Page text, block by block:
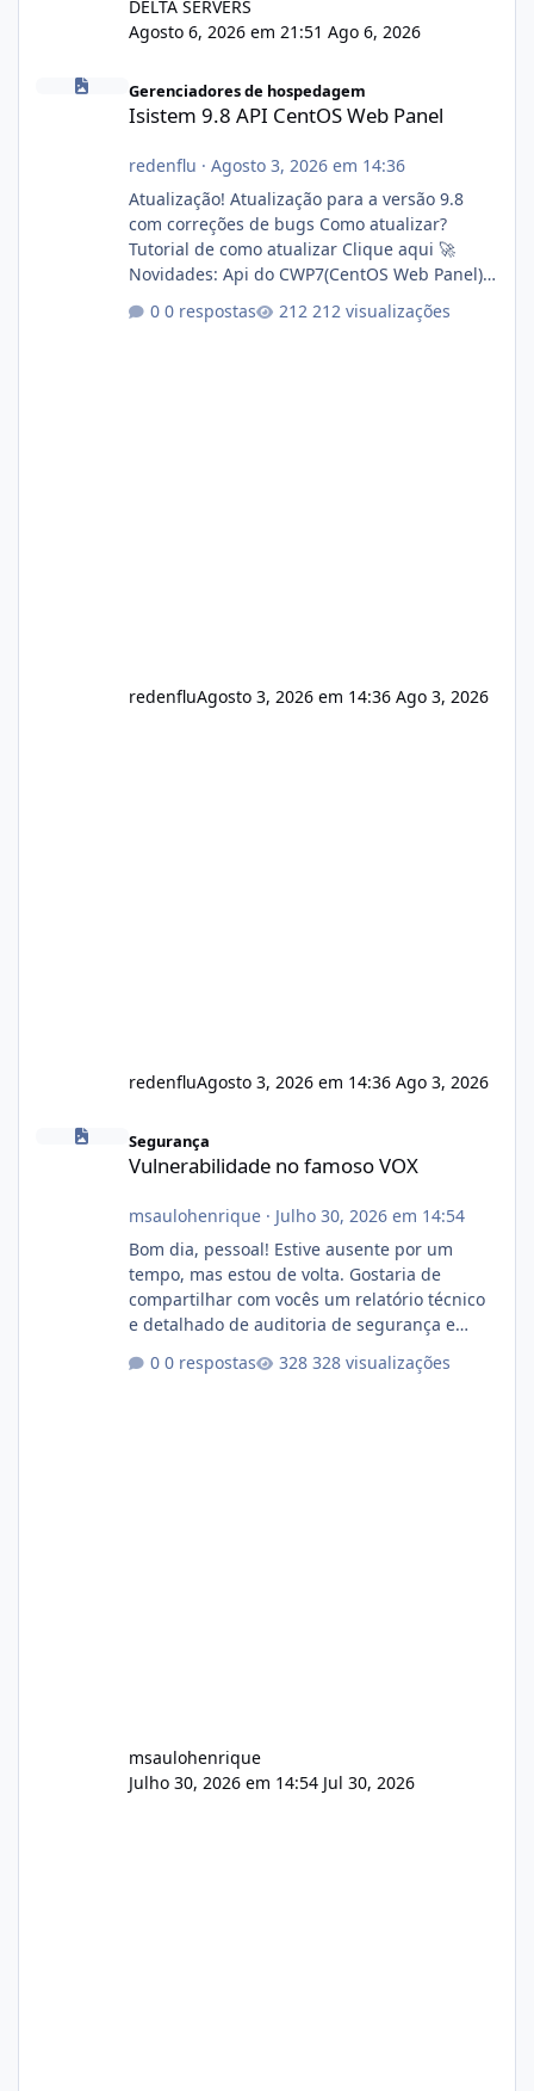
DELTA SERVERS
Agosto 6, 2026 em 21:51 Ago 6, 2026
Gerenciadores de hospedagem
Isistem 9.8 API CentOS Web Panel
redenflu · Agosto 3, 2026 em 14:36
Atualização! Atualização para a versão 9.8
com correções de bugs Como atualizar?
Tutorial de como atualizar Clique aqui 🚀
Novidades: Api do CWP7(CentOS Web Panel)
autorizado a usasr o isistem:
0 respostas 212 visualizações
redenfluAgosto 3, 2026 em 14:36 Ago 3, 2026
redenfluAgosto 3, 2026 em 14:36 Ago 3, 2026
Vulnerabilidade no famoso VOX
Segurança
Vulnerabilidade no famoso VOX
msaulohenrique· Julho 30, 2026 em 14:54
Bom dia, pessoal! Estive ausente por um
tempo, mas estou de volta. Gostaria de
compartilhar com vocês um relatório técnico
e detalhado de auditoria de segurança e
atualmente em circulação e comercialização
0 respostas 328 visualizações
msaulohenrique
Julho 30, 2026 em 14:54 Jul 30, 2026